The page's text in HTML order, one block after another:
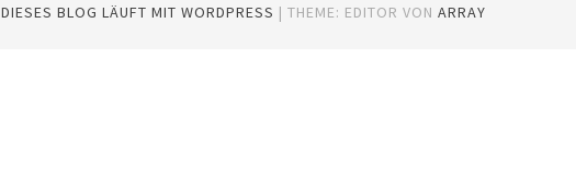
DIESES BLOG LÄUFT MIT WORDPRESS |THEME: EDITOR VONARRAY